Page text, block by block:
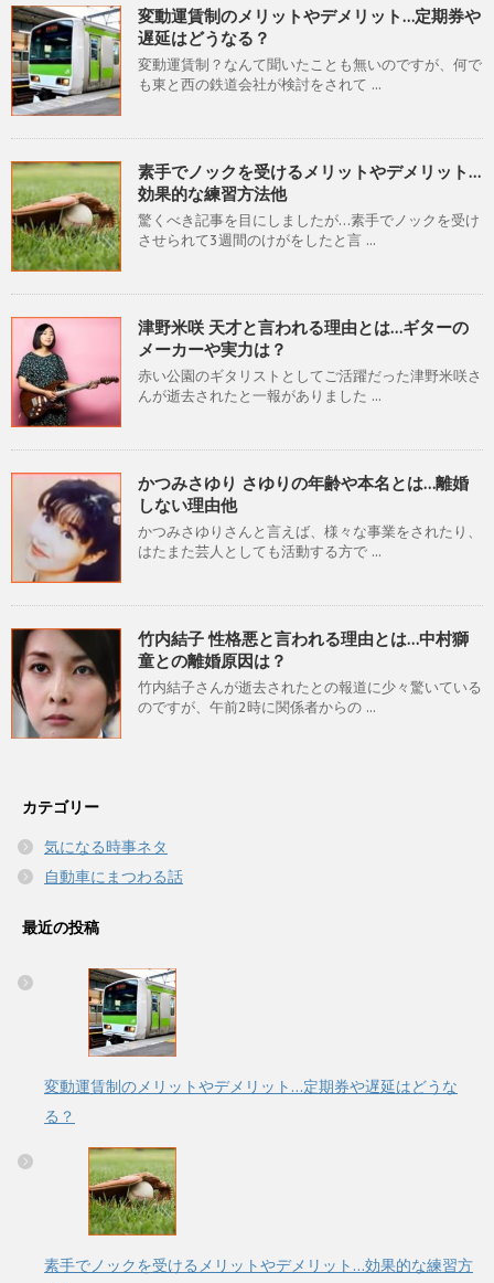
変動運賃制のメリットやデメリット…定期券や
遅延はどうなる？
変動運賃制？なんて聞いたことも無いのですが、何で
も東と西の鉄道会社が検討をされて ...
素手でノックを受けるメリットやデメリット…
効果的な練習方法他
驚くべき記事を目にしましたが…素手でノックを受け
させられて3週間のけがをしたと言 ...
津野米咲 天才と言われる理由とは…ギターの
メーカーや実力は？
赤い公園のギタリストとしてご活躍だった津野米咲さ
んが逝去されたと一報がありました ...
かつみさゆり さゆりの年齢や本名とは…離婚
しない理由他
かつみさゆりさんと言えば、様々な事業をされたり、
はたまた芸人としても活動する方で ...
竹内結子 性格悪と言われる理由とは…中村獅
童との離婚原因は？
竹内結子さんが逝去されたとの報道に少々驚いている
のですが、午前2時に関係者からの ...
カテゴリー
気になる時事ネタ
自動車にまつわる話
最近の投稿
変動運賃制のメリットやデメリット…定期券や遅延はどうな
る？
素手でノックを受けるメリットやデメリット…効果的な練習方